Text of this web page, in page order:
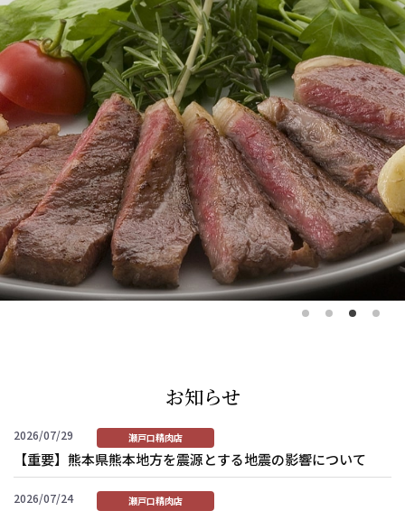
お知らせ
2026/07/29 瀬戸口精肉店
【重要】熊本県熊本地方を震源とする地震の影響について
2026/07/24 瀬戸口精肉店